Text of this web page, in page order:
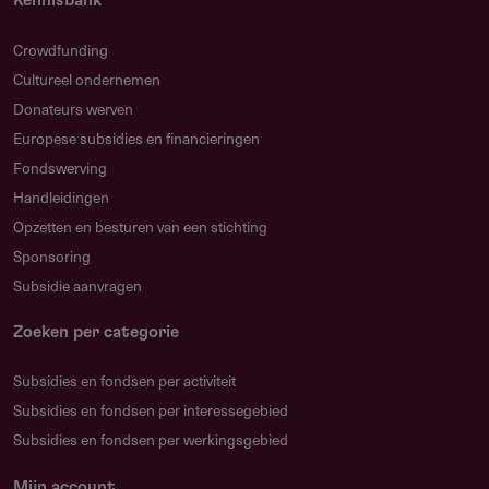
ten goede aan de duurzame borging van
projectresultaten.
Loont samenwerken met andere projecten?
Ja, de verstrekker moedigt op elkaar aansluitende en
versterkende aanvragen aan waarin kennis uit
afzonderlijke projecten gezamenlijk wordt verspreid.
Maak schriftelijke afspraken over subsidieverdeling en
gebruik van resultaten.
Welke fouten moet je vermijden?
Controleer dat start- en einddatum kloppen met de
maximale looptijd van 12 maanden. Blijf na indiening 48
administratieve fouten te herstellen.
Crowdfunding
Cultureel ondernemen
Donateurs werven
Europese subsidies en financieringen
Fondswerving
Handleidingen
Opzetten en besturen van een stichting
Sponsoring
Subsidie aanvragen
Zoeken per categorie
Subsidies en fondsen per activiteit
Subsidies en fondsen per interessegebied
Subsidies en fondsen per werkingsgebied